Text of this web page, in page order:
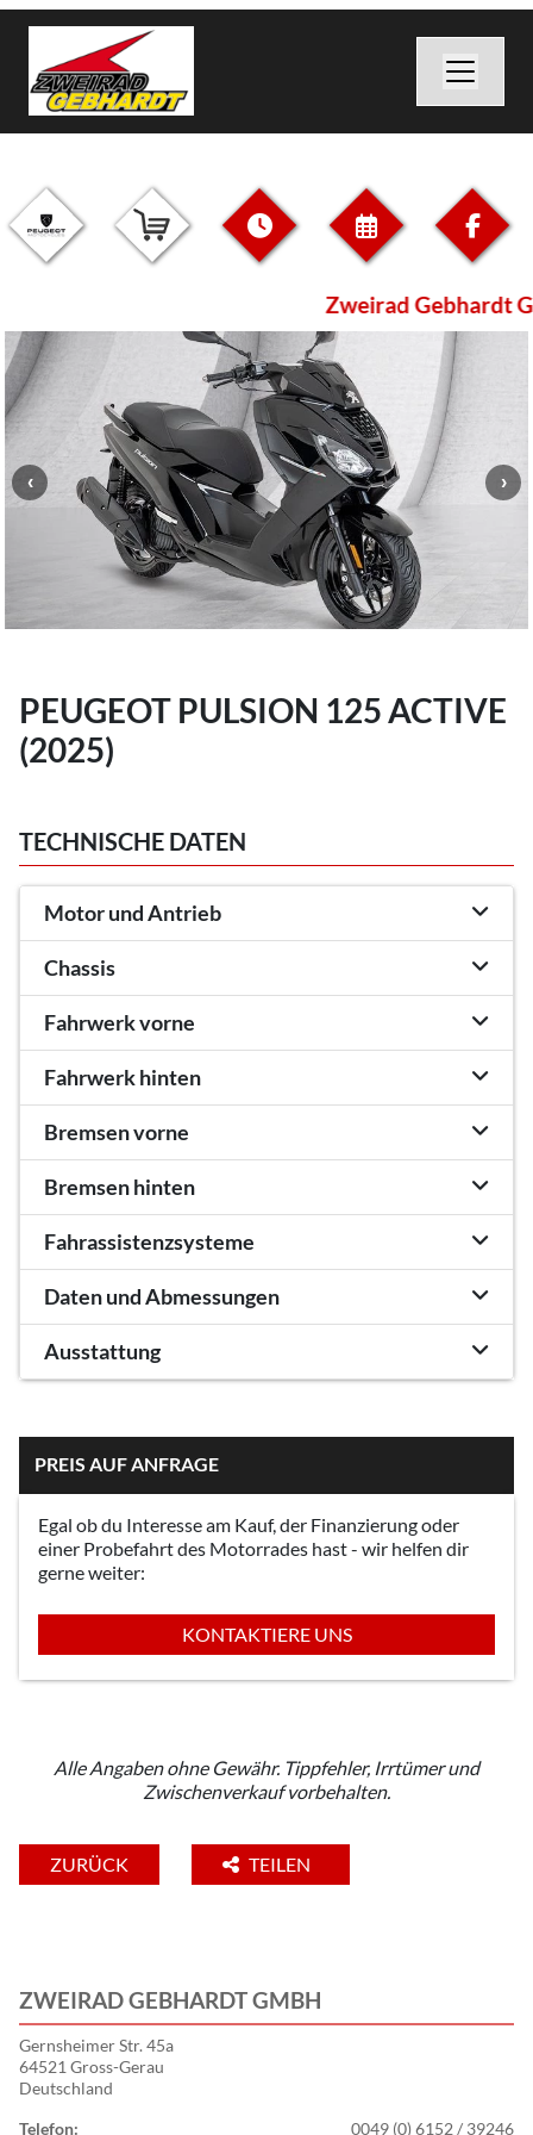
Zweirad Gebhardt
PEUGEOT PULSION 125 ACTIVE
(2025)
TECHNISCHE DATEN
Motor und Antrieb
Chassis
Fahrwerk vorne
Fahrwerk hinten
Bremsen vorne
Bremsen hinten
Fahrassistenzsysteme
Daten und Abmessungen
Ausstattung
PREIS AUF ANFRAGE
Egal ob du Interesse am Kauf, der Finanzierung oder
einer Probefahrt des Motorrades hast - wir helfen dir
gerne weiter:
KONTAKTIERE UNS
Alle Angaben ohne Gewähr. Tippfehler, Irrtümer und
Zwischenverkauf vorbehalten.
ZURÜCK TEILEN
ZWEIRAD GEBHARDT GMBH
Gernsheimer Str. 45a
64521 Gross-Gerau
Deutschland
Telefon:
0049 (0) 6152 / 39246